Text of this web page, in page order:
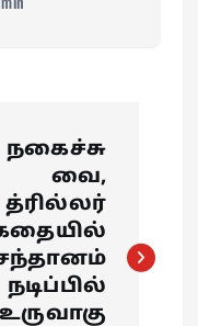
நகைச்சு
வை,
த்ரில்லர்
நடிப்பில்
உருவாகு